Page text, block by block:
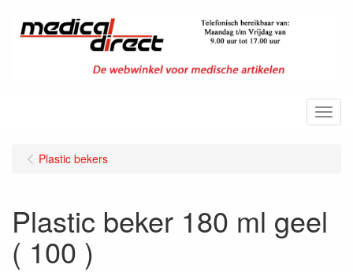
Menu
Plastic bekers
Plastic beker 180 ml geel
( 100 )